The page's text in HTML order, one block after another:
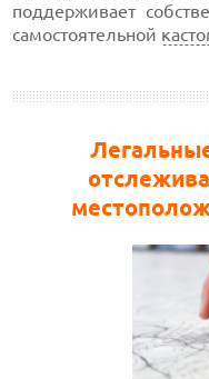
поддерживает
самостоятельной